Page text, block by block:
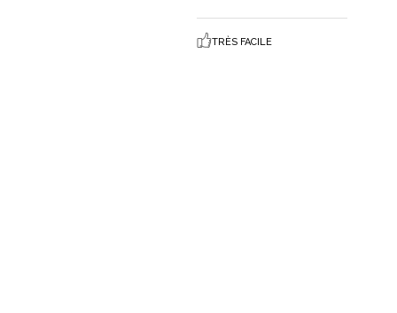
TRÈS FACILE